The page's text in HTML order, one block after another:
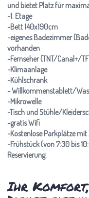
und bietet Platz für
-1. Etage
-Bett 140x190cm
-eigenes Badezimmer
vorhanden
-Fernseher (TNT/Canal+/
-Klimaanlage
-Kühlschrank
- Willkommenstablett/
-Mikrowelle
-Tisch und Stühle/
-gratis Wifi
-Kostenlose Parkplätze
-Frühstück (von 7:30 bis
Reservierung.
Ihr